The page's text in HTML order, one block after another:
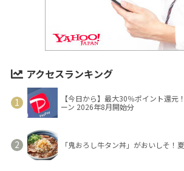
アクセスランキング
【今日から】最大30％ポイント還元
ーン 2026年8月開始分
「鬼おろし牛タン丼」がおいしそ！